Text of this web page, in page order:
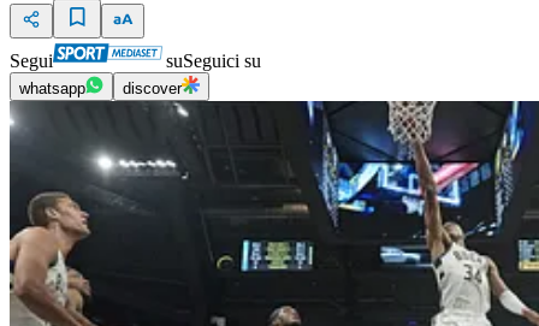
Segui suSeguici su
whatsapp discover